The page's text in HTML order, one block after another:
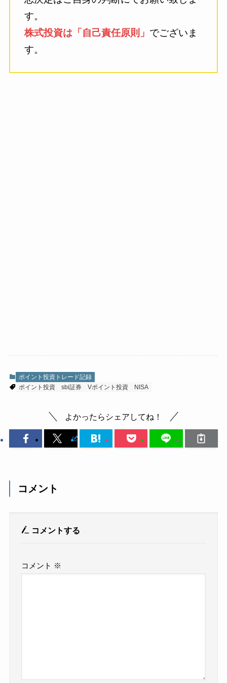
す。
株式投資は「自己責任原則」 でございま
す。
ポイント投資トレード記録
ポイント投資
sbi証券 Vポイント投資 NISA
よかったらシェアしてね！
コメント
コメントする
コメント ※